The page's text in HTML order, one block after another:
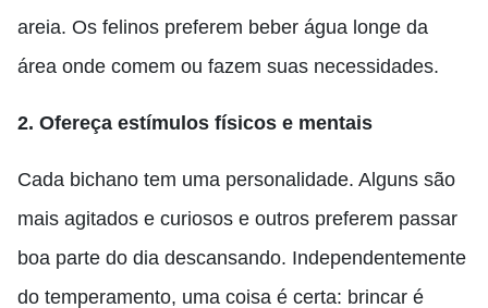
areia. Os felinos preferem beber água longe da
área onde comem ou fazem suas necessidades.
2. Ofereça estímulos físicos e mentais
Cada bichano tem uma personalidade. Alguns são
mais agitados e curiosos e outros preferem passar
boa parte do dia descansando. Independentemente
do temperamento, uma coisa é certa: brincar é